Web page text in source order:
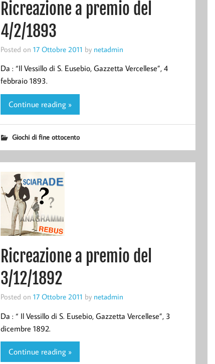
Ricreazione a premio del
4/2/1893
Posted on 17 Ottobre 2011 by netadmin
Da : “Il Vessillo di S. Eusebio, Gazzetta Vercellese”, 4
febbraio 1893.
Continue reading »
Giochi di fine ottocento
Ricreazione a premio del
3/12/1892
Posted on 17 Ottobre 2011 by netadmin
Da : “ Il Vessillo di S. Eusebio, Gazzetta Vercellese”, 3
dicembre 1892.
Continue reading »